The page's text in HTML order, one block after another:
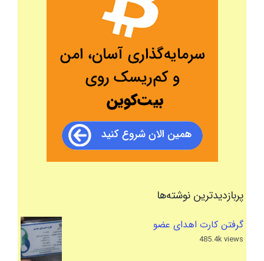
پربازدیدترین نوشته‌ها
گرفتن کارت اهدای عضو
485.4k views